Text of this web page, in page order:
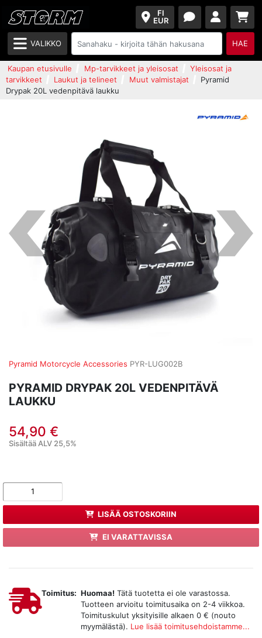
FI
EUR
VALIKKO HAE
Kaupan etusivulle Mp-tarvikkeet ja yleisosat
Yleisosat ja
tarvikkeet
Laukut ja telineet Muut valmistajat
Pyramid
Drypak 20L vedenpitävä laukku
Pyramid Motorcycle Accessories PYR-LUG002B
PYRAMID DRYPAK 20L VEDENPITÄVÄ
LAUKKU
54,90 €
Sisältää ALV 25,5%
LISÄÄ OSTOSKORIIN
EI VARATTAVISSA
Toimitus: Huomaa! Tätä tuotetta ei ole varastossa.
Tuotteen arvioitu toimitusaika on 2-4 viikkoa.
Toimituskulut yksityisille alkaen 0 € (nouto
myymälästä). Lue lisää toimitusehdoistamme...